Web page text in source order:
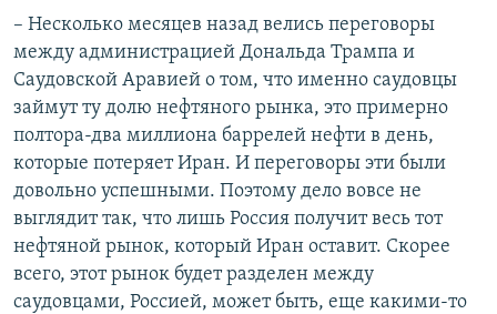
– Несколько месяцев назад велись переговоры
между администрацией Дональда Трампа и
Саудовской Аравией о том, что именно саудовцы
займут ту долю нефтяного рынка, это примерно
полтора-два миллиона баррелей нефти в день,
которые потеряет Иран. И переговоры эти были
довольно успешными. Поэтому дело вовсе не
выглядит так, что лишь Россия получит весь тот
нефтяной рынок, который Иран оставит. Скорее
всего, этот рынок будет разделен между
саудовцами, Россией, может быть, еще какими-то